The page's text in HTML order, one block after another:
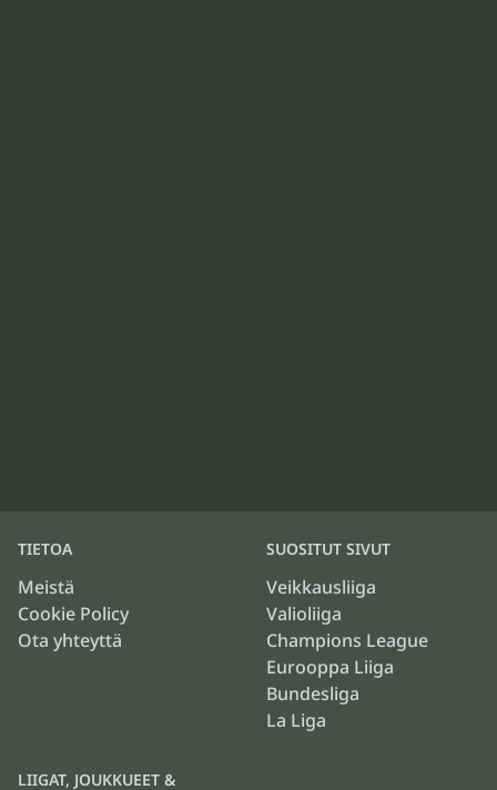
TIETOA
Meistä
Cookie Policy
Ota yhteyttä
SUOSITUT SIVUT
Veikkausliiga
Valioliiga
Champions League
Eurooppa Liiga
Bundesliga
La Liga
LIIGAT, JOUKKUEET &